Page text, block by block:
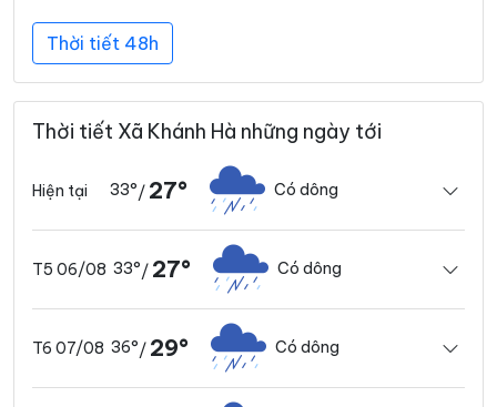
Thời tiết 48h
Thời tiết Xã Khánh Hà những ngày tới
Hiện tại 33°/ 27° Có dông
T5 06/08 33°/ 27° Có dông
T6 07/08 36°/ 29° Có dông